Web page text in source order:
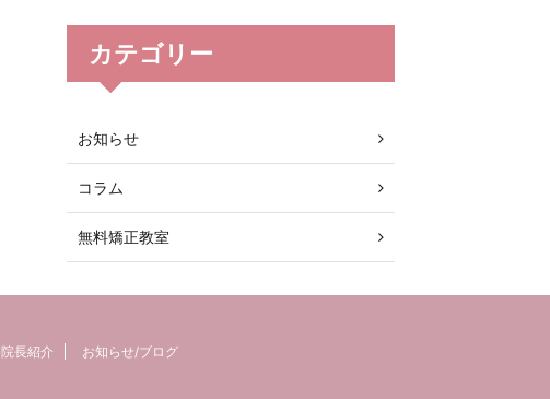
カテゴリー
お知らせ
コラム
無料矯正教室
院長紹介 お知らせ/ブログ